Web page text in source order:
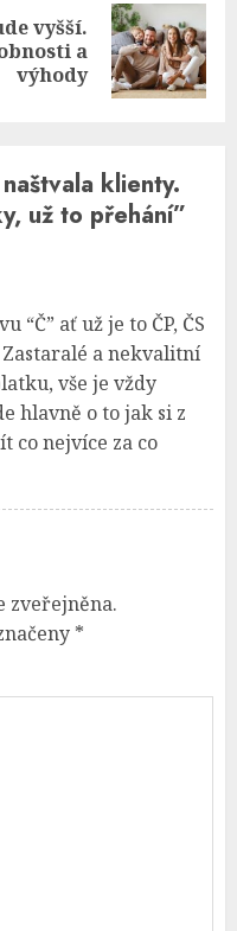
vyšší.
a
výhody
klienty.
už to přehání”
“Č” ať už je to ČP, ČS
a nekvalitní
vše je vždy
hlavně o to jak si z
co nejvíce za co
zveřejněna.
*